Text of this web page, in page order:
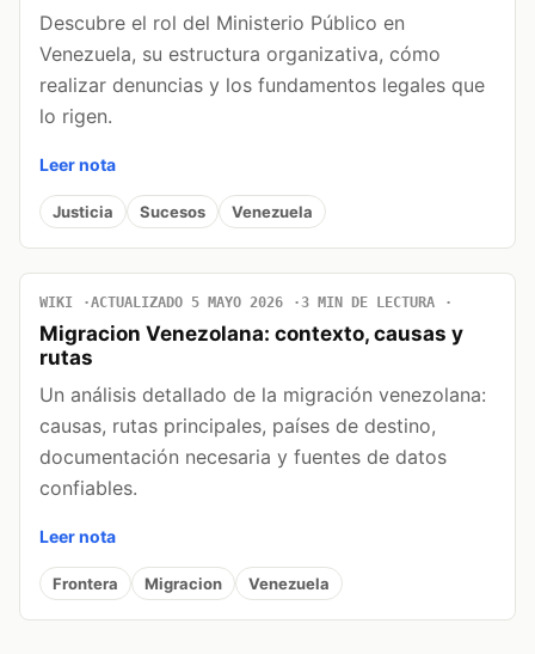
Descubre el rol del Ministerio Público en
Venezuela, su estructura organizativa, cómo
realizar denuncias y los fundamentos legales que
lo rigen.
Leer nota
Justicia Sucesos Venezuela
WIKI ACTUALIZADO 5 MAYO 2026 3 MIN DE LECTURA
Migracion Venezolana: contexto, causas y
rutas
Un análisis detallado de la migración venezolana:
causas, rutas principales, países de destino,
documentación necesaria y fuentes de datos
confiables.
Leer nota
Frontera Migracion Venezuela